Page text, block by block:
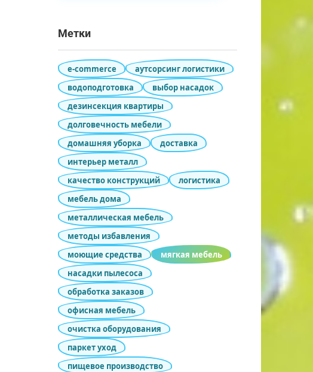
Метки
e-commerce
аутсорсинг логистики
водоподготовка
выбор насадок
дезинсекция квартиры
долговечность мебели
домашняя уборка
доставка
интерьер металл
качество конструкций
логистика
мебель дома
металлическая мебель
методы избавления
моющие средства
мягкая мебель
насадки пылесоса
обработка заказов
офисная мебель
очистка оборудования
паркет уход
пищевое производство